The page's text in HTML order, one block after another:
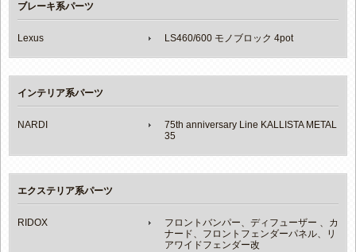
ブレーキ系パーツ
Lexus LS460/600 モノブロック 4pot
インテリア系パーツ
NARDI
75th anniversary Line KALLISTA METAL
35
エクステリア系パーツ
RIDOX
フロントバンパー、ディフューザー 、カ
ナード、フロントフェンダーパネル、リ
アワイドフェンダー改